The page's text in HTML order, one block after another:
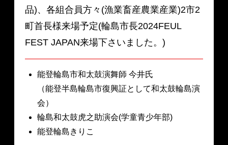
品)、各組合員方々(漁業畜産農業産業)2市2
町首長様来場予定(輪島市長2024FEUL
FEST JAPAN来場下さいました。)
能登輪島市和太鼓演舞師 今井氏
（能登半島輪島市復興証として和太鼓輪島演
会）
輪島和太鼓虎之助演会(学童青少年部)
能登輪島きりこ